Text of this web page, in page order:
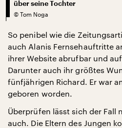
über seine Tochter
© Tom Noga
So penibel wie die
auch Alanis Fernsehauftritte
ihrer Website abrufbar und
Darunter auch ihr größtes
fünfjährigen Richard. Er war
geboren worden.
Überprüfen lässt sich der Fall
auch. Die Eltern des Jungen